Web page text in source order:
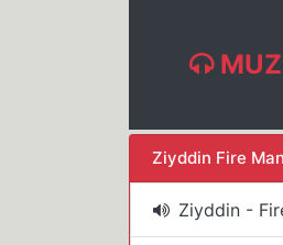
Ziyddin Fire
Ziyddin -